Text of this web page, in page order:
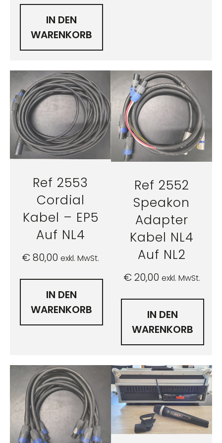
IN DEN
WARENKORB
Ref 2553
Cordial
Kabel – EP5
Auf NL4
€80,00 exkl. MwSt.
IN DEN
WARENKORB
Ref 2552
Speakon
Adapter
Kabel NL4
Auf NL2
€20,00 exkl. MwSt.
IN DEN
WARENKORB